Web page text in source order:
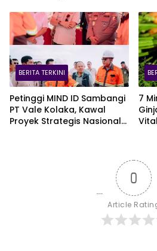
Asia Tenggara Lewat
Zankore
BERITA TERKINI
Petinggi MIND ID Sambangi
PT Vale Kolaka, Kawal
Proyek Strategis Nasional
7
Vital
0
Article